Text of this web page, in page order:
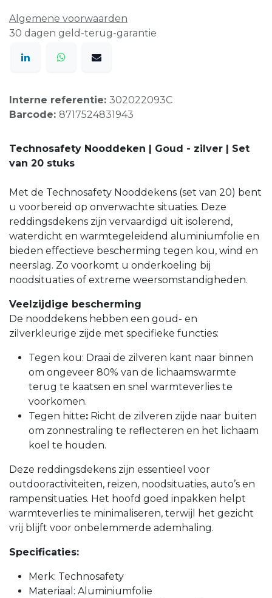
Algemene voorwaarden
30 dagen geld-terug-garantie
Interne referentie: 302022093C
Barcode: 8717524831943
Technosafety Nooddeken | Goud - zilver | Set
van 20 stuks
Met de Technosafety Nooddekens (set van 20) bent
u voorbereid op onverwachte situaties. Deze
reddingsdekens zijn vervaardigd uit isolerend,
waterdicht en warmtegeleidend aluminiumfolie en
bieden effectieve bescherming tegen kou, wind en
neerslag. Zo voorkomt u onderkoeling bij
noodsituaties of extreme weersomstandigheden.
Veelzijdige bescherming
De nooddekens hebben een goud- en
zilverkleurige zijde met specifieke functies:
Tegen kou: Draai de zilveren kant naar binnen
om ongeveer 80% van de lichaamswarmte
terug te kaatsen en snel warmteverlies te
voorkomen.
Tegen hitte: Richt de zilveren zijde naar buiten
om zonnestraling te reflecteren en het lichaam
koel te houden.
Deze reddingsdekens zijn essentieel voor
outdooractiviteiten, reizen, noodsituaties, auto’s en
rampensituaties. Het hoofd goed inpakken helpt
warmteverlies te minimaliseren, terwijl het gezicht
vrij blijft voor onbelemmerde ademhaling.
Specificaties:
Merk: Technosafety
Materiaal: Aluminiumfolie